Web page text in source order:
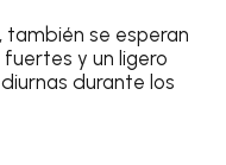
también se esperan
y un ligero
durante los